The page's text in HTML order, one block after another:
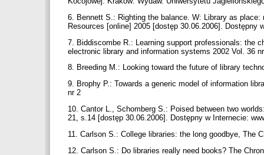
6. Bennett S.: Righting the balance. W: Library as
Resources [online] 2005 [dostęp 30.06.2006].
7. Biddiscombe R.: Learning support professionals: the
electronic library and information systems 2002 Vol. 36
8. Breeding M.: Looking toward the future of library
9. Brophy P.: Towards a generic model of information
nr 2
10. Cantor L., Schomberg S.: Poised between two
21, s.14 [dostęp 30.06.2006]. Dostępny w Internecie:
11. Carlson S.: College libraries: the long goodbye, The
12. Carlson S.: Do libraries really need books? The